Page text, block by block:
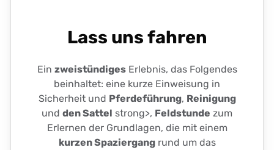
Lass uns fahren
Ein zweistündigesErlebnis, das Folgendes
beinhaltet: eine kurze Einweisung in
Sicherheit und Pferdeführung, Reinigung
und den Sattel strong>, Feldstunde zum
Erlernen der Grundlagen, die mit einem
kurzen Spaziergangrund um das